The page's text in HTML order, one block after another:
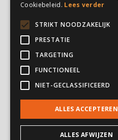
Verjaardagsfeestjes
Kampen
Privé trainingen
INSTELLINGEN
Zorginstellingen
Cookiebeleid. Lees verder
STRIKT NOODZAKELIJK
PRESTATIE
TARGETING
FUNCTIONEEL
NIET-GECLASSIFICEERD
ALLES ACCEPTEREN
ALLES AFWIJZEN